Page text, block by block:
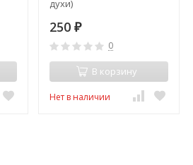
духи)
250 ₽
0
В корзину
Нет в наличии